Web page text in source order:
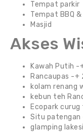
Tempat parkir
Tempat BBQ
Masjid
Akses
Kawah Putih -
Rancaupas -+
kolam renang
kebun teh
Ecopark
Situ
glamping